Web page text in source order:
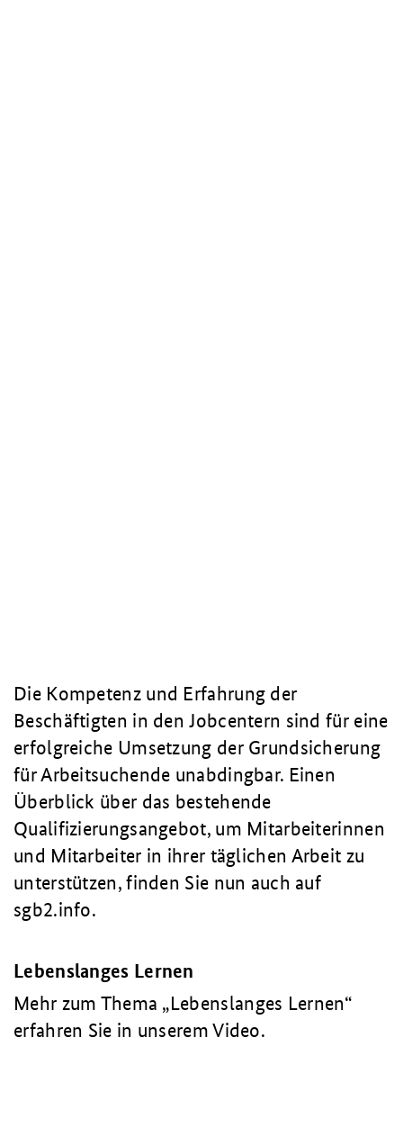
Die Kompetenz und Erfahrung der
Beschäftigten in den Jobcentern sind für eine
erfolgreiche Umsetzung der Grundsicherung
für Arbeitsuchende unabdingbar. Einen
Überblick über das bestehende
Qualifizierungsangebot, um Mitarbeiterinnen
und Mitarbeiter in ihrer täglichen Arbeit zu
unterstützen, finden Sie nun auch auf
sgb2.info.
Lebenslanges Lernen
Mehr zum Thema „Lebenslanges Lernen“
erfahren Sie in unserem Video.